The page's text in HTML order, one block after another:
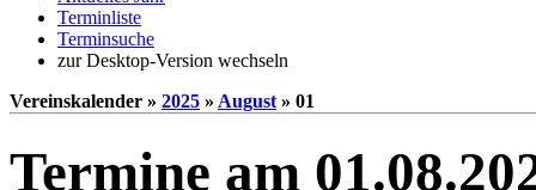
Terminliste
Terminsuche
zur Desktop-Version wechseln
Vereinskalender » 2025 » August » 01
Termine am